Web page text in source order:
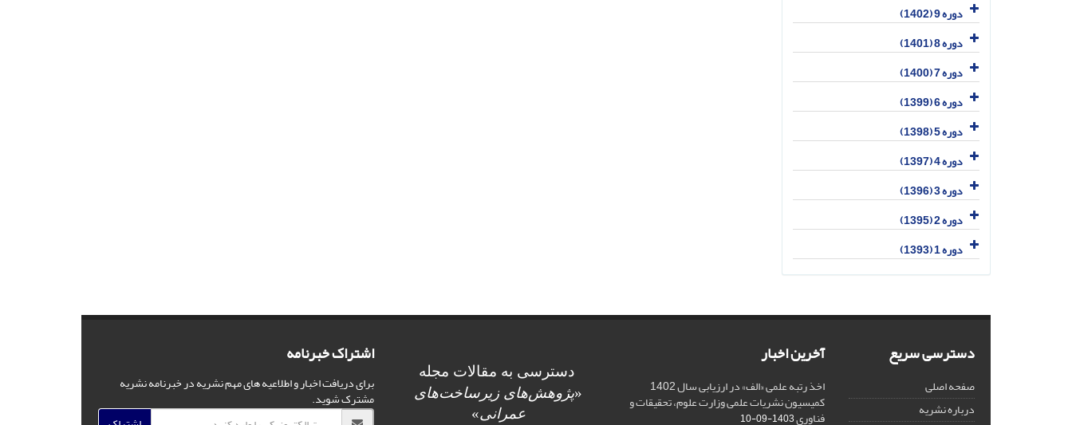
دوره 9 (1402)
دوره 8 (1401)
دوره 7 (1400)
دوره 6 (1399)
دوره 5 (1398)
دوره 4 (1397)
دوره 3 (1396)
دوره 2 (1395)
دوره 1 (1393)
دسترسی سریع
صفحه اصلی
درباره نشریه
آخرین اخبار
اخذ رتبه علمی «الف» در ارزیابی سال 1402
کمیسیون نشریات علمی وزارت علوم، تحقیقات و
فناوری1403-09-10
دسترسی به مقالات مجله
«پژوهش‌های زیرساخت‌های
عمرانی»
اشتراک خبرنامه
برای دریافت اخبار و اطلاعیه های مهم نشریه در خبرنامه نشریه
مشترک شوید.